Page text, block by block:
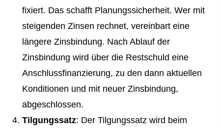
fixiert. Das schafft Planungssicherheit. Wer mit
steigenden Zinsen rechnet, vereinbart eine
längere Zinsbindung. Nach Ablauf der
Zinsbindung wird über die Restschuld eine
Anschlussfinanzierung, zu den dann aktuellen
Konditionen und mit neuer Zinsbindung,
abgeschlossen.
Tilgungssatz: Der Tilgungssatz wird beim